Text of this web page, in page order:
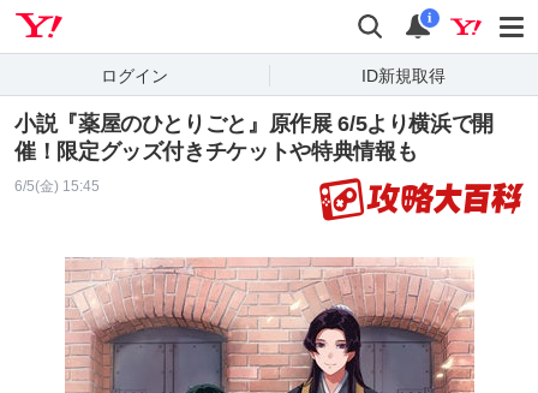
検索 通知
i
ログイン ID新規取得
小説『薬屋のひとりごと』原作展 6/5より横浜で開
催！限定グッズ付きチケットや特典情報も
6/5(金) 15:45